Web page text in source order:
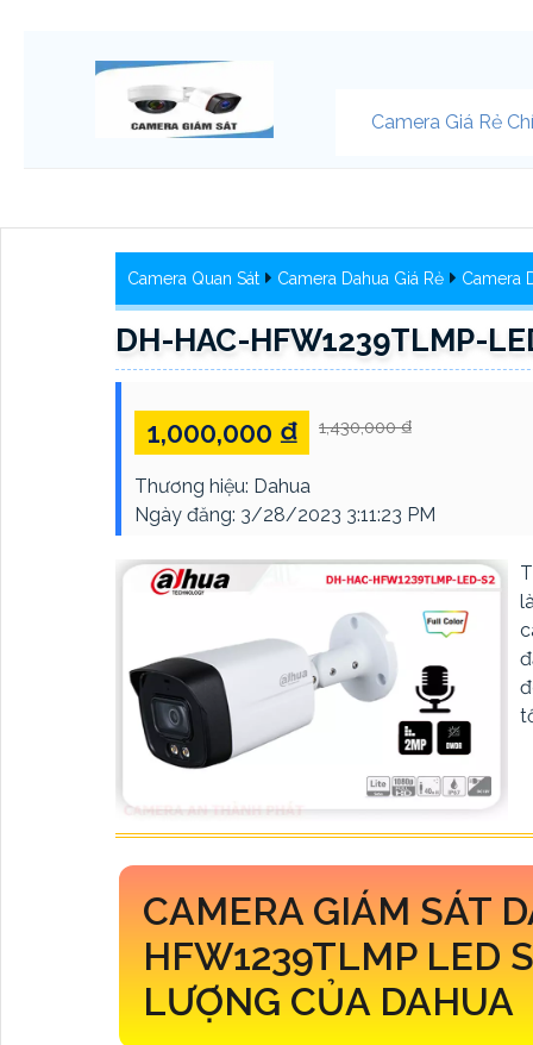
Camera Giá Rẻ
Camera Quan Sát Camera Dahua Giá Rẻ Camera
DH-HAC-HFW1239TLMP-
1,000,000 ₫ 1,430,000 ₫
Thương hiệu: Dahua
Ngày đăng: 3/28/2023 3:11:23 PM
CAMERA GIÁM SÁT
HFW1239TLMP LED
LƯỢNG CỦA DAHUA